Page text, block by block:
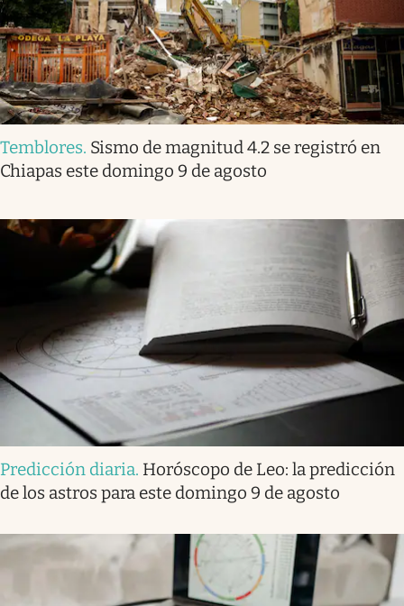
Temblores. Sismo de magnitud 4.2 se registró en
Chiapas este domingo 9 de agosto
Predicción diaria. Horóscopo de Leo: la predicción
de los astros para este domingo 9 de agosto